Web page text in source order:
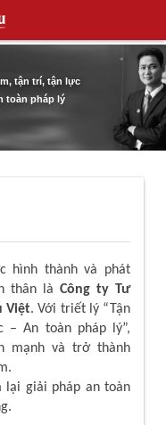
tận trí, tận lực
toàn pháp lý
hình thành và phát
thân là Công ty Tư
Việt. Với triết lý “Tận
An toàn pháp lý”,
mạnh và trở thành
lại giải pháp an toàn